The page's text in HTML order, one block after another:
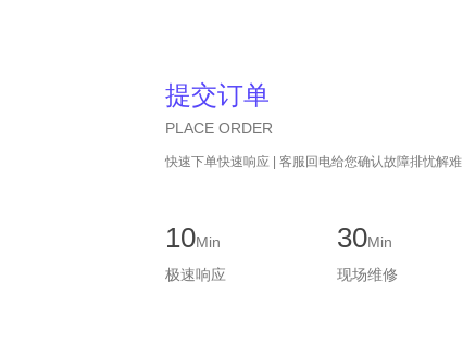
提交订单
PLACE ORDER
快速下单快速响应 | 客服回电给您确认故障排忧解难
10Min
极速响应
30Min
现场维修